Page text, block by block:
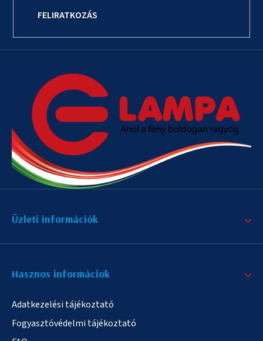
FELIRATKOZÁS
Üzleti információk
Hasznos informáciok
Adatkezelési tájékoztató
Fogyasztóvédelmi tájékoztató